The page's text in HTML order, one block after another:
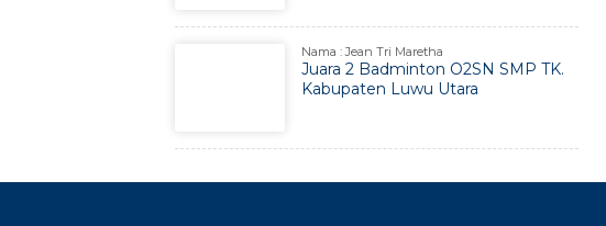
Nama : Jean Tri Maretha
Juara 2 Badminton O2SN SMP TK.
Kabupaten Luwu Utara